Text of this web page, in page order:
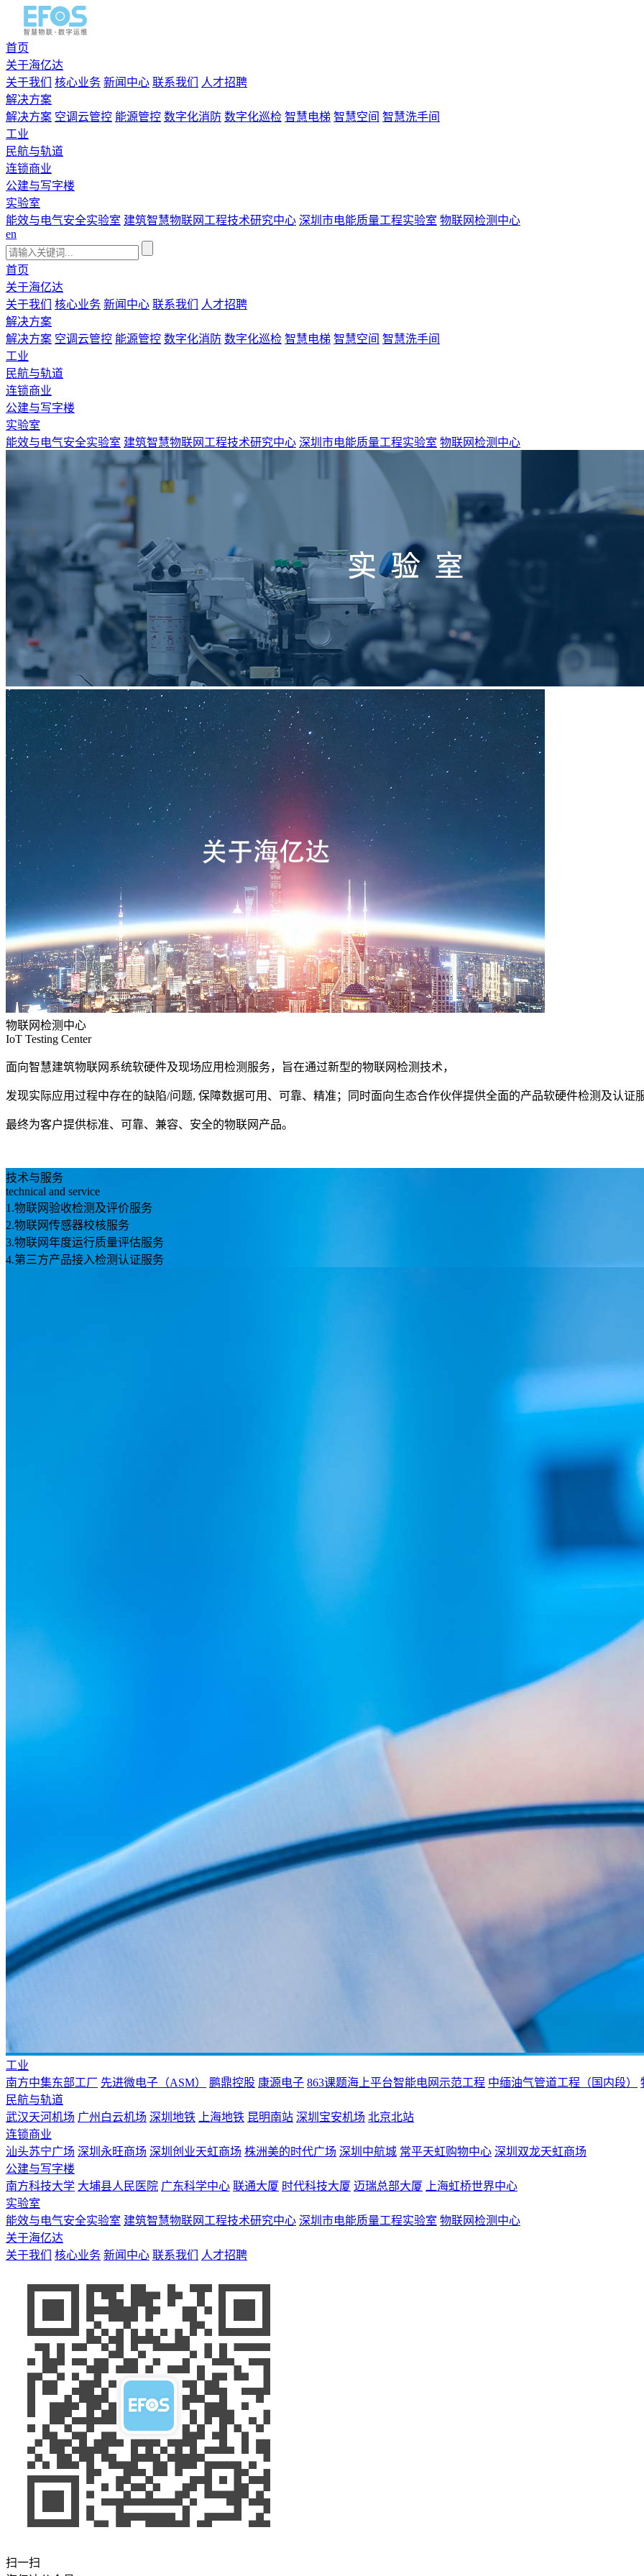
首页
关于海亿达
关于我们
核心业务 新闻中心 联系我们
人才招聘
解决方案
解决方案 空调云管控 能源管控 数字化消防 数字化巡检 智慧电梯 智慧空间 智慧洗手间
工业
民航与轨道
连锁商业
公建与写字楼
实验室
能效与电气安全实验室 建筑智慧物联网工程技术研究中心 深圳市电能质量工程实验室 物联网检测中心
en
首页
关于海亿达
关于我们
核心业务 新闻中心 联系我们
人才招聘
解决方案
解决方案 空调云管控 能源管控 数字化消防 数字化巡检 智慧电梯 智慧空间 智慧洗手间
工业
民航与轨道
连锁商业
公建与写字楼
实验室
能效与电气安全实验室 建筑智慧物联网工程技术研究中心 深圳市电能质量工程实验室 物联网检测中心
物联网检测中心
IoT Testing Center
面向智慧建筑物联网系统软硬件及现场应用检测服务，旨在通过新型的物联网检测技术，
发现实际应用过程中存在的缺陷/问题, 保障数据可用、可靠、精准；同时面向生态合作伙伴提供全面的产品软硬件检测及认证
最终为客户提供标准、可靠、兼容、安全的物联网产品。
技术与服务
technical and service
1.物联网验收检测及评价服务
2.物联网传感器校核服务
3.物联网年度运行质量评估服务
4.第三方产品接入检测认证服务
工业
南方中集东部工厂 先进微电子（ASM） 鹏鼎控股 康源电子 863课题海上平台智能电网示范工程 中缅油气管道工程（国内段）
民航与轨道
武汉天河机场 广州白云机场 深圳地铁 上海地铁 昆明南站 深圳宝安机场 北京北站
连锁商业
汕头苏宁广场 深圳永旺商场 深圳创业天虹商场 株洲美的时代广场 深圳中航城 常平天虹购物中心 深圳双龙天虹商场
公建与写字楼
南方科技大学 大埔县人民医院 广东科学中心 联通大厦 时代科技大厦 迈瑞总部大厦
上海虹桥世界中心
实验室
能效与电气安全实验室 建筑智慧物联网工程技术研究中心 深圳市电能质量工程实验室 物联网检测中心
关于海亿达
关于我们
核心业务 新闻中心 联系我们 人才招聘
扫一扫